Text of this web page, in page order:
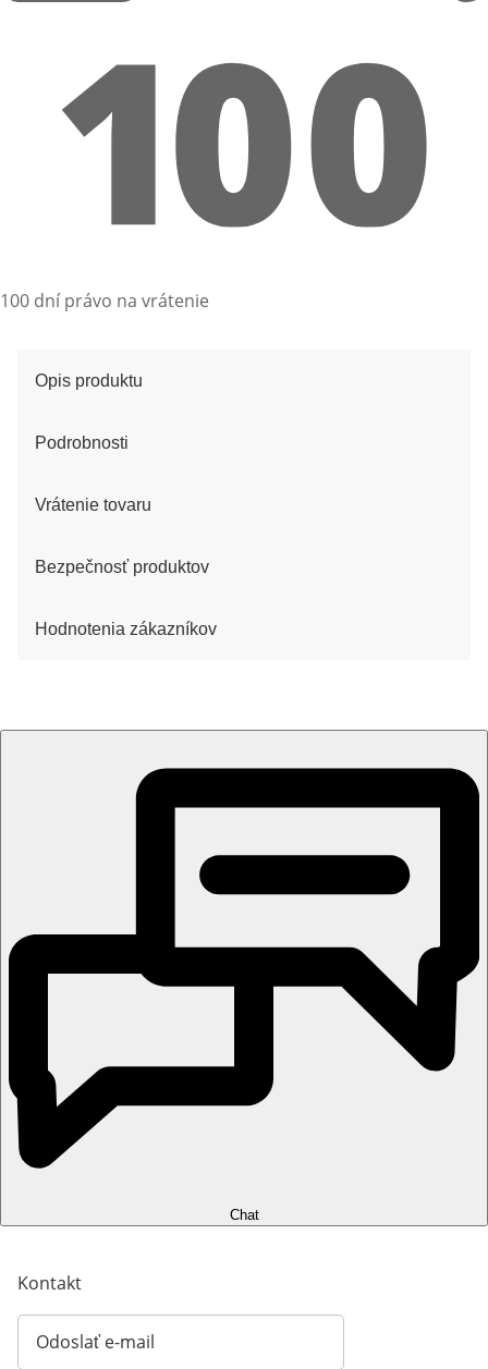
100 dní právo na vrátenie
Opis produktu
Podrobnosti
Vrátenie tovaru
Bezpečnosť produktov
Hodnotenia zákazníkov
Chat
Kontakt
Odoslať e-mail
Otvorí e-mailového klienta